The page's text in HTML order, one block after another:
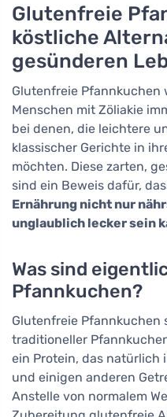
Glutenfreie
köstliche
gesünderen
Glutenfreie Pfannkuchen
Menschen mit Zöliakie
bei denen, die leichtere
klassischer Gerichte in
möchten. Diese zarten,
sind ein Beweis dafür,
Ernährung nicht nur
unglaublich lecker sein
Was sind
Pfannkuchen?
Glutenfreie Pfannkuchen
traditioneller
ein Protein, das natürlich
und einigen anderen
Anstelle von normalem